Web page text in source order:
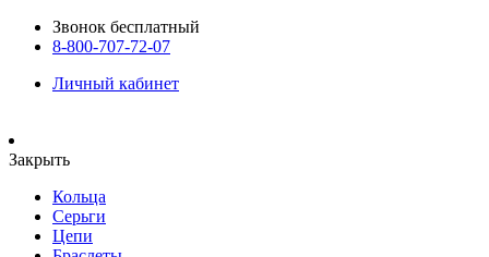
Звонок бесплатный
8-800-707-72-07
Личный кабинет
Закрыть
Кольца
Серьги
Цепи